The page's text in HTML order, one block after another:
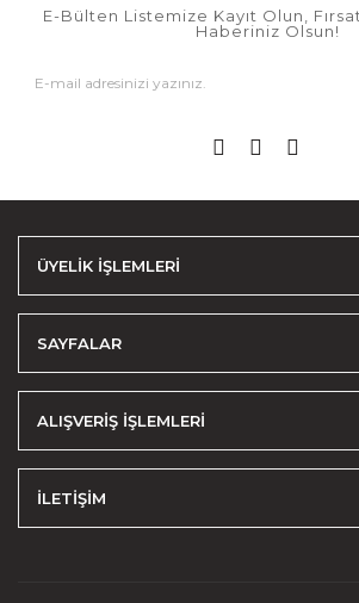
E-Bülten Listemize Kayıt Olun,
Haberiniz Olsun!
ÜYELİK İŞLEMLERİ
SAYFALAR
ALIŞVERİŞ İŞLEMLERİ
İLETİŞİM